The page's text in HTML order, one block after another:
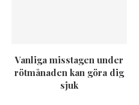
Vanliga misstagen under
rötmånaden kan göra dig
sjuk